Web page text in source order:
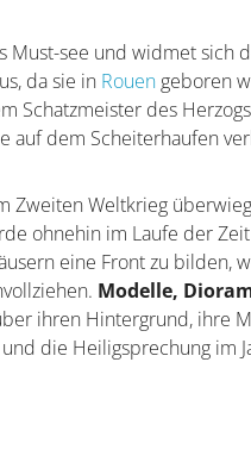
Must-see und widmet
da sie in Rouen geboren
Schatzmeister des
auf dem Scheiterhaufen
Zweiten Weltkrieg
ohnehin im Laufe der
eine Front zu bilden,
Modelle,
ihren Hintergrund, ihre
die Heiligsprechung im